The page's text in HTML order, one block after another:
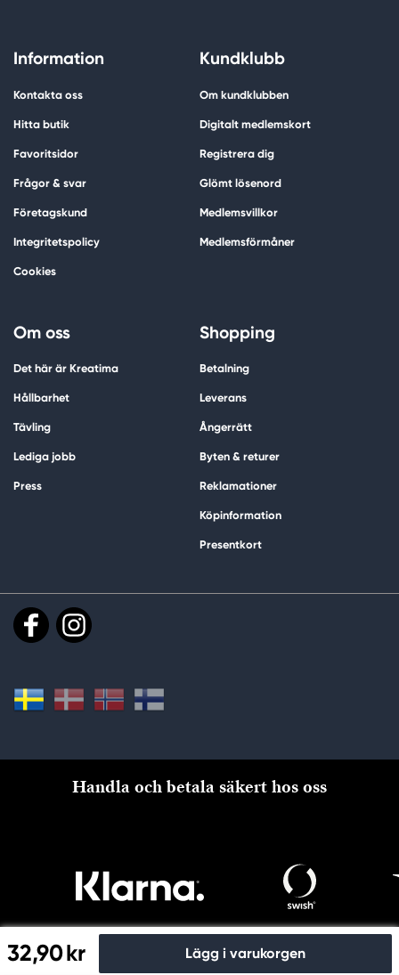
32,90 kr Lägg i varukorgen
Information
Kontakta oss
Hitta butik
Favoritsidor
Frågor & svar
Företagskund
Integritetspolicy
Cookies
Kundklubb
Om kundklubben
Digitalt medlemskort
Registrera dig
Glömt lösenord
Medlemsvillkor
Medlemsförmåner
Om oss
Det här är Kreatima
Hållbarhet
Tävling
Lediga jobb
Press
Shopping
Betalning
Leverans
Ångerrätt
Byten & returer
Reklamationer
Köpinformation
Presentkort
Handla och betala säkert hos oss